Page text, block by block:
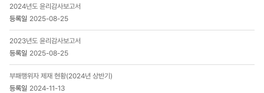
>
윤리준법경영
>
자료실
>
윤리감사
목록
-
2024년도 윤리감사보고서
2025-08-25
2023년도 윤리감사보고서
2025-08-25
부패행위자 제재 현황(2024년 상반기)
2024-11-13